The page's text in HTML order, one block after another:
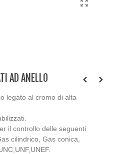
AD ANELLO
legato al cromo di alta
il controllo delle seguenti
cilindrico, Gas conica,